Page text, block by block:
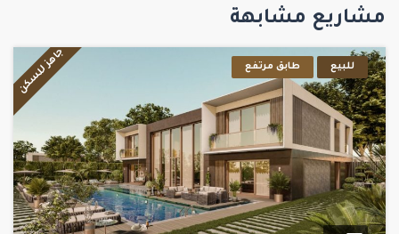
مشاريع مشابهة
للبيع طابق مرتفع جاهز للسكن